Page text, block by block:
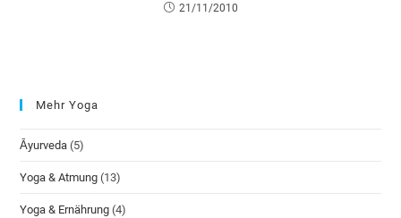
21/11/2010
Mehr Yoga
Āyurveda (5)
Yoga & Atmung (13)
Yoga & Ernährung (4)